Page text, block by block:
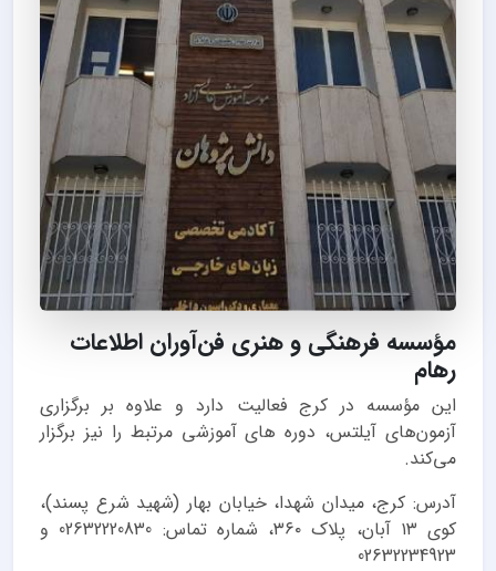
مؤسسه فرهنگی و هنری فن‌آوران اطلاعات
رهام
این مؤسسه در کرج فعالیت دارد و علاوه بر برگزاری
آزمون‌های آیلتس، دوره های آموزشی مرتبط را نیز برگزار
می‌کند.
آدرس: کرج، میدان شهدا، خیابان بهار (شهید شرع پسند)،
کوی ۱۳ آبان، پلاک ۳۶۰، شماره تماس: 02632220830 و
02632234923